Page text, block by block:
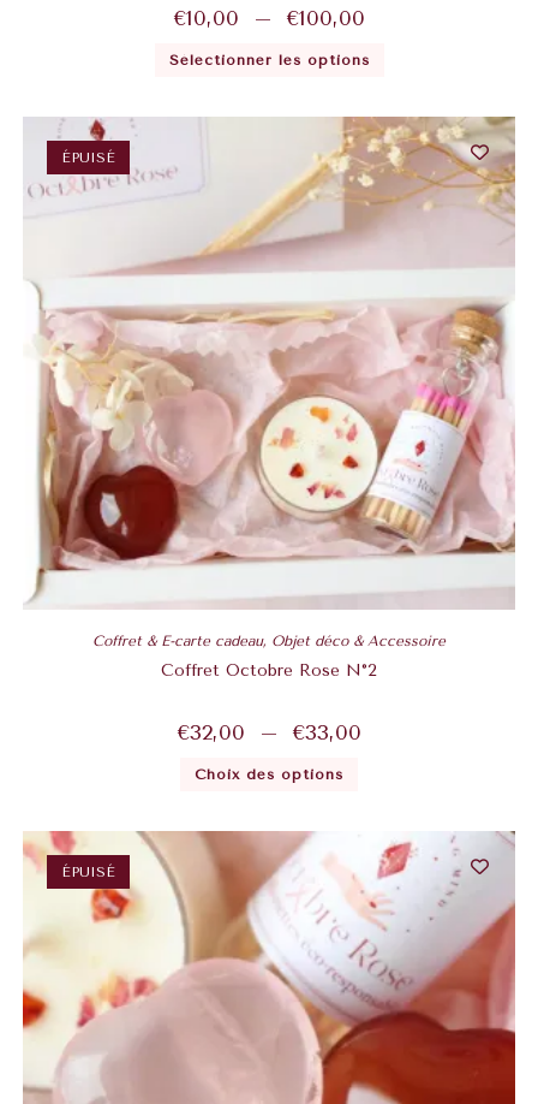
€10,00 – €100,00
Sélectionner les options
ÉPUISÉ
Coffret & E-carte cadeau, Objet déco & Accessoire
Coffret Octobre Rose N°2
€32,00 – €33,00
Choix des options
ÉPUISÉ